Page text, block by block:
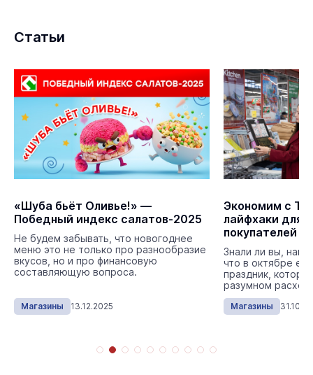
Статьи
«Шуба бьёт Оливье!» —
Победный индекс салатов-2025
Не будем забывать, что новогоднее
меню это не только про разнообразие
вкусов, но и про финансовую
составляющую вопроса.
Магазины 13.12.2025
Экономим с ТС
лайфхаки для
покупателей
Знали ли вы,
что в октябре
праздник,
разумном
Магазины